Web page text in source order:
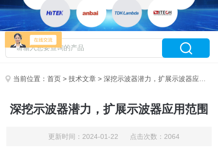
当前位置：首页 >技术文章 > 深挖示波器潜力，扩展示波器应用范围
深挖示波器潜力，扩展示波器应用范围
更新时间：2024-01-22 点击次数：2064